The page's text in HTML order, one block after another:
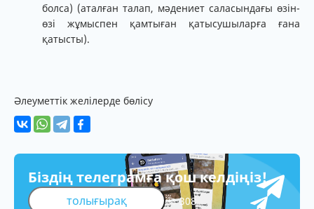
болса) (аталған талап, мәдениет саласындағы өзін-
өзі жұмыспен қамтыған қатысушыларға ғана
қатысты).
Әлеуметтік желілерде бөлісу
Біздің телеграмға қош келдіңіз!
толығырақ 308